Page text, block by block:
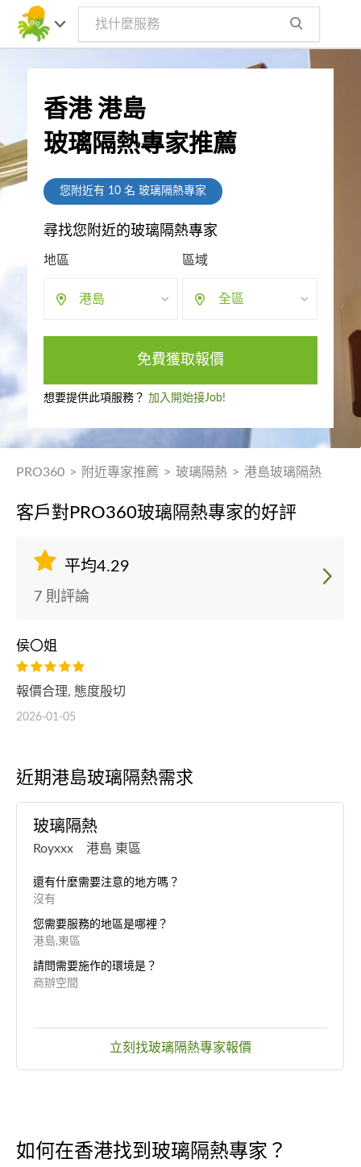
香港 港島
玻璃隔熱專家推薦
您附近有 10名 玻璃隔熱專家
尋找您附近的玻璃隔熱專家
地區
港島
區域
全區
免費獲取報價
想要提供此項服務？ 加入開始接Job!
PRO360 > 附近專家推薦 > 玻璃隔熱 > 港島玻璃隔熱
客戶對PRO360玻璃隔熱專家的好評
平均4.29
7 則評論
侯〇姐
報價合理, 態度殷切
2026-01-05
近期港島玻璃隔熱需求
玻璃隔熱
Royxxx 港島 東區
還有什麼需要注意的地方嗎？
沒有
您需要服務的地區是哪裡？
港島,東區
請問需要施作的環境是？
商辦空間
立刻找玻璃隔熱專家報價
如何在香港找到玻璃隔熱專家？